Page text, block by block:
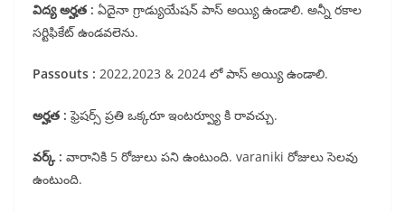
విద్య అర్హత : ఏదైనా గ్రాడ్యుయేషన్ పాస్ అయ్యి ఉండాలి. అన్నీ రకాల
సర్టిఫికేట్ ఉండవలెను.
Passouts : 2022,2023 & 2024 లో పాస్ అయ్యి ఉండాలి.
అర్హత : ఫ్రెషర్స్ ప్రతి ఒక్కరూ ఇంటర్వ్యూ కి రావచ్చు.
వర్క్ : వారానికి 5 రోజులు పని ఉంటుంది. varaniki రోజులు సెలవు
ఉంటుంది.